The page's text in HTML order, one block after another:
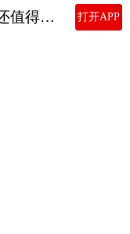
11年才换代的奥迪Q7，还值得被新势力搬上发布会吗？ 打开APP